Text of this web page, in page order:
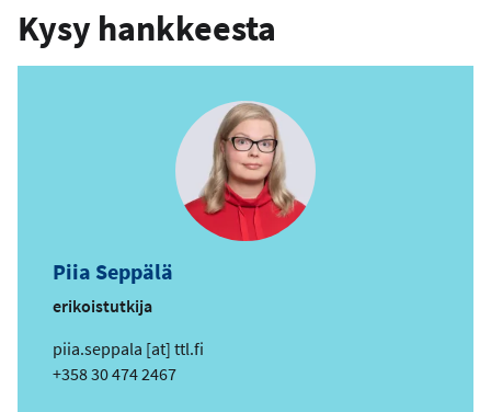
Kysy hankkeesta
Piia Seppälä
erikoistutkija
s
ä
piia.seppala [at] ttl.fi
Puhelin
+358 30 474 2467